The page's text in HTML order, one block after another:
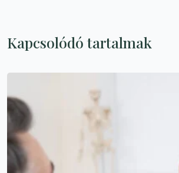
Kapcsolódó tartalmak